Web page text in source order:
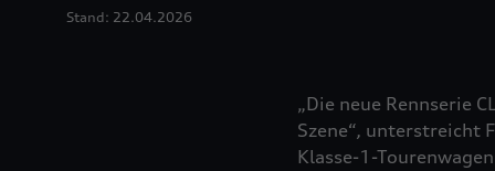
Stand: 22.04.2026
„Die neue Rennserie
Szene“, unterstreicht
Klasse-1-